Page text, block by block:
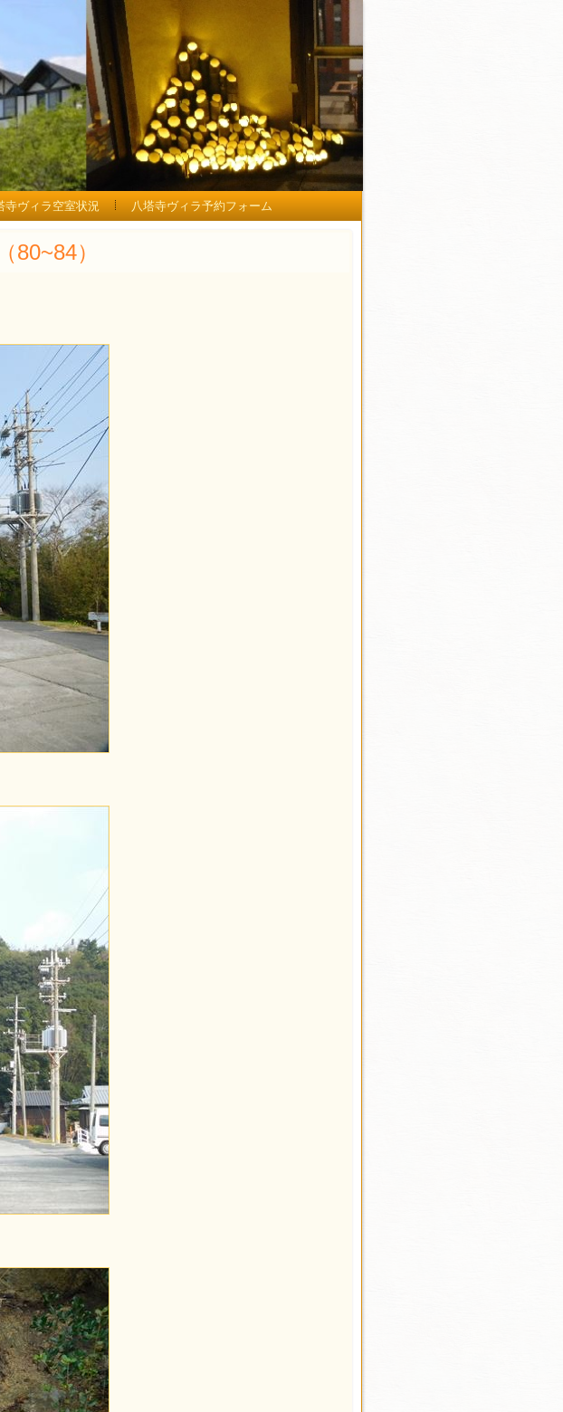
寺ヴィラ空室状況 八塔寺ヴィラ予約フォーム
80~84）